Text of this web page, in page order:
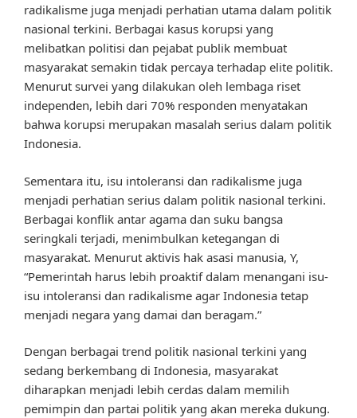
radikalisme juga menjadi perhatian utama dalam politik
nasional terkini. Berbagai kasus korupsi yang
melibatkan politisi dan pejabat publik membuat
masyarakat semakin tidak percaya terhadap elite politik.
Menurut survei yang dilakukan oleh lembaga riset
independen, lebih dari 70% responden menyatakan
bahwa korupsi merupakan masalah serius dalam politik
Indonesia.
Sementara itu, isu intoleransi dan radikalisme juga
menjadi perhatian serius dalam politik nasional terkini.
Berbagai konflik antar agama dan suku bangsa
seringkali terjadi, menimbulkan ketegangan di
masyarakat. Menurut aktivis hak asasi manusia, Y,
“Pemerintah harus lebih proaktif dalam menangani isu-
isu intoleransi dan radikalisme agar Indonesia tetap
menjadi negara yang damai dan beragam.”
Dengan berbagai trend politik nasional terkini yang
sedang berkembang di Indonesia, masyarakat
diharapkan menjadi lebih cerdas dalam memilih
pemimpin dan partai politik yang akan mereka dukung.